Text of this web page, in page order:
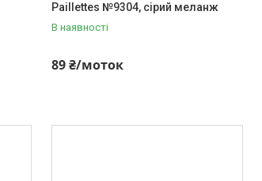
Paillettes №9304, сірий меланж
В наявності
89 ₴/моток